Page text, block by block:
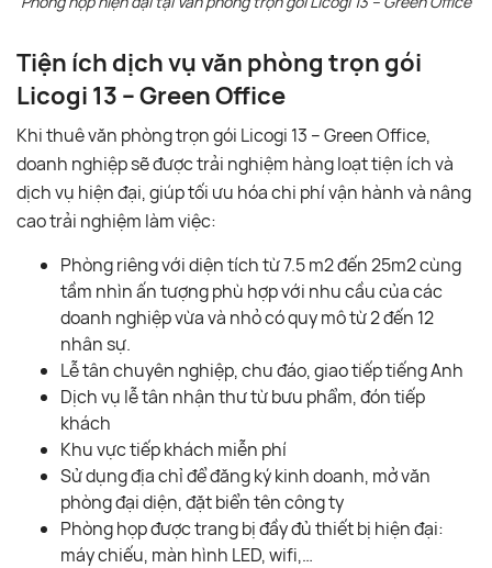
Tiện ích dịch vụ văn phòng trọn gói
Licogi 13 – Green Office
Khi thuê văn phòng trọn gói Licogi 13 – Green Office,
doanh nghiệp sẽ được trải nghiệm hàng loạt tiện ích và
dịch vụ hiện đại, giúp tối ưu hóa chi phí vận hành và nâng
cao trải nghiệm làm việc:
Phòng riêng với diện tích từ 7.5 m2 đến 25m2 cùng
tầm nhìn ấn tượng phù hợp với nhu cầu của các
doanh nghiệp vừa và nhỏ có quy mô từ 2 đến 12
nhân sự.
Lễ tân chuyên nghiệp, chu đáo, giao tiếp tiếng Anh
Dịch vụ lễ tân nhận thư từ bưu phẩm, đón tiếp
khách
Khu vực tiếp khách miễn phí
Sử dụng địa chỉ để đăng ký kinh doanh, mở văn
phòng đại diện, đặt biển tên công ty
Phòng họp được trang bị đầy đủ thiết bị hiện đại:
máy chiếu, màn hình LED, wifi,…